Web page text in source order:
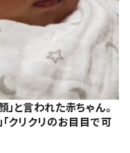
と言われた赤ちゃん。
クリクリのお目目で可